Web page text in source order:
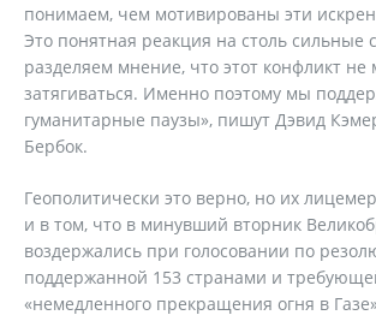
понимаем, чем мотивированы эти
Это понятная реакция на столь сильные
разделяем мнение, что этот конфликт не
затягиваться. Именно поэтому мы
гуманитарные паузы», пишут Дэвид
Бербок.
Геополитически это верно, но их
и в том, что в минувший вторник
воздержались при голосовании по
поддержанной 153 странами и
«немедленного прекращения огня в